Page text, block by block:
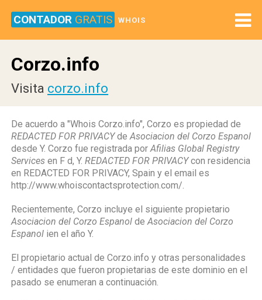
CONTADOR GRATIS WHOIS
Corzo.info
Visita corzo.info
De acuerdo a "Whois Corzo.info", Corzo es propiedad de
REDACTED FOR PRIVACYdeAsociacion del Corzo Espanol
desde Y. Corzo fue registrada porAfilias Global Registry
Services en F d, Y. REDACTED FOR PRIVACYcon residencia
en REDACTED FOR PRIVACY, Spain y el email es
http://www.whoiscontactsprotection.com/.
Recientemente, Corzo incluye el siguiente propietario
Asociacion del Corzo Espanol deAsociacion del Corzo
Espanol ien el año Y.
El propietario actual de Corzo.info y otras personalidades
/ entidades que fueron propietarias de este dominio en el
pasado se enumeran a continuación.